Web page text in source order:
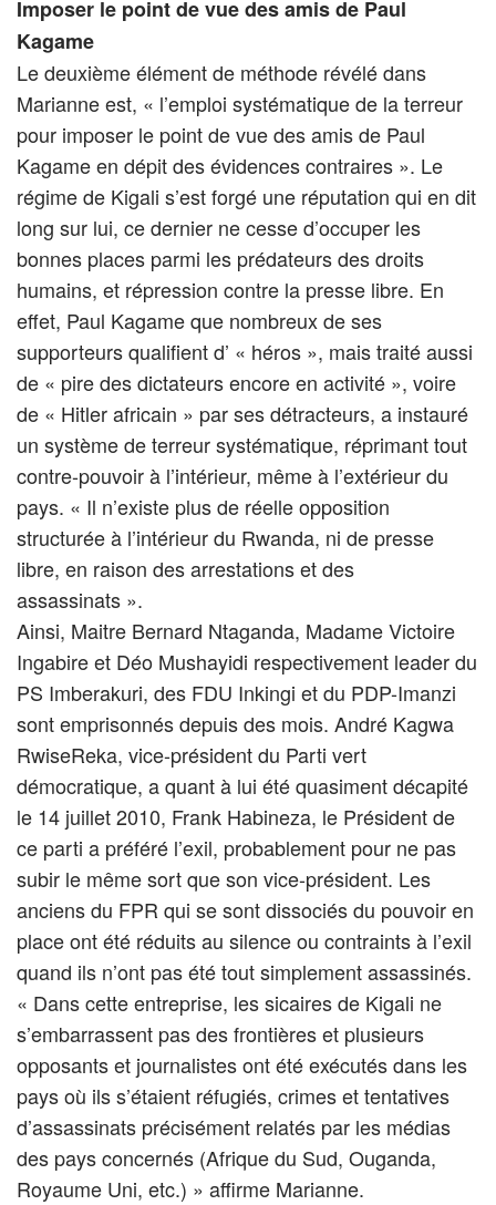
Imposer le point de vue des amis de Paul
Kagame
Le deuxième élément de méthode révélé dans
Marianne est, « l’emploi systématique de la terreur
pour imposer le point de vue des amis de Paul
Kagame en dépit des évidences contraires ». Le
régime de Kigali s’est forgé une réputation qui en dit
long sur lui, ce dernier ne cesse d’occuper les
bonnes places parmi les prédateurs des droits
humains, et répression contre la presse libre. En
effet, Paul Kagame que nombreux de ses
supporteurs qualifient d’ « héros », mais traité aussi
de « pire des dictateurs encore en activité », voire
de « Hitler africain » par ses détracteurs, a instauré
un système de terreur systématique, réprimant tout
contre-pouvoir à l’intérieur, même à l’extérieur du
pays. « Il n’existe plus de réelle opposition
structurée à l’intérieur du Rwanda, ni de presse
libre, en raison des arrestations et des
assassinats ».
Ainsi, Maitre Bernard Ntaganda, Madame Victoire
Ingabire et Déo Mushayidi respectivement leader du
PS Imberakuri, des FDU Inkingi et du PDP-Imanzi
sont emprisonnés depuis des mois. André Kagwa
RwiseReka, vice-président du Parti vert
démocratique, a quant à lui été quasiment décapité
le 14 juillet 2010, Frank Habineza, le Président de
ce parti a préféré l’exil, probablement pour ne pas
subir le même sort que son vice-président. Les
anciens du FPR qui se sont dissociés du pouvoir en
place ont été réduits au silence ou contraints à l’exil
quand ils n’ont pas été tout simplement assassinés.
« Dans cette entreprise, les sicaires de Kigali ne
s’embarrassent pas des frontières et plusieurs
opposants et journalistes ont été exécutés dans les
pays où ils s’étaient réfugiés, crimes et tentatives
d’assassinats précisément relatés par les médias
des pays concernés (Afrique du Sud, Ouganda,
Royaume Uni, etc.) » affirme Marianne.